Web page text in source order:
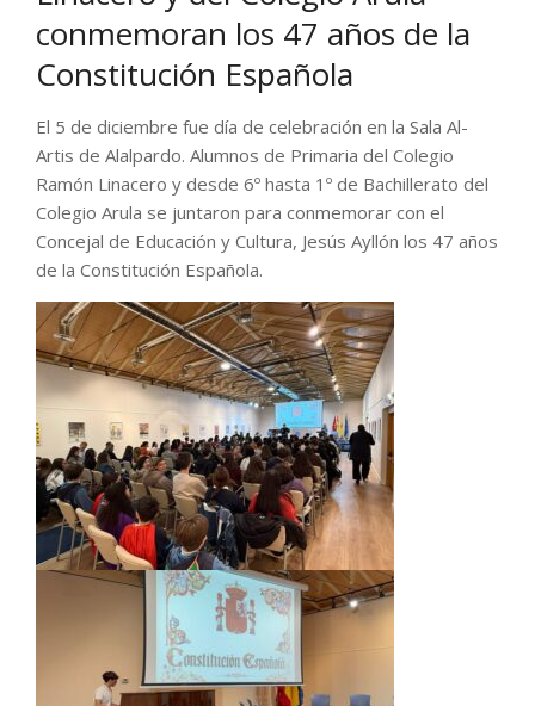
conmemoran los 47 años de la
Constitución Española
El 5 de diciembre fue día de celebración en la Sala Al-
Artis de Alalpardo. Alumnos de Primaria del Colegio
Ramón Linacero y desde 6º hasta 1º de Bachillerato del
Colegio Arula se juntaron para conmemorar con el
Concejal de Educación y Cultura, Jesús Ayllón los 47 años
de la Constitución Española.